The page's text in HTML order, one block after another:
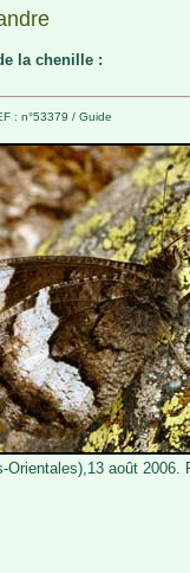
la chenille :
: n°53379 / Guide
Orientales),13 août 2006.